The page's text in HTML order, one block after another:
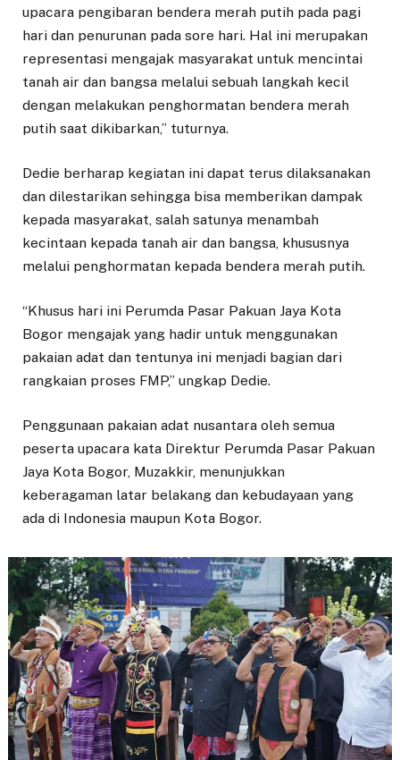
upacara pengibaran bendera merah putih pada pagi
hari dan penurunan pada sore hari. Hal ini merupakan
representasi mengajak masyarakat untuk mencintai
tanah air dan bangsa melalui sebuah langkah kecil
dengan melakukan penghormatan bendera merah
putih saat dikibarkan,” tuturnya.
Dedie berharap kegiatan ini dapat terus dilaksanakan
dan dilestarikan sehingga bisa memberikan dampak
kepada masyarakat, salah satunya menambah
kecintaan kepada tanah air dan bangsa, khususnya
melalui penghormatan kepada bendera merah putih.
“Khusus hari ini Perumda Pasar Pakuan Jaya Kota
Bogor mengajak yang hadir untuk menggunakan
pakaian adat dan tentunya ini menjadi bagian dari
rangkaian proses FMP,” ungkap Dedie.
Penggunaan pakaian adat nusantara oleh semua
peserta upacara kata Direktur Perumda Pasar Pakuan
Jaya Kota Bogor, Muzakkir, menunjukkan
keberagaman latar belakang dan kebudayaan yang
ada di Indonesia maupun Kota Bogor.